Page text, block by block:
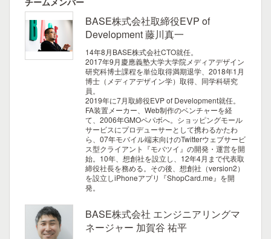
BASE株式会社取締役EVP of
Development 藤川真一
14年8月BASE株式会社CTO就任。
2017年9月慶應義塾大学大学院メディアデザイン
研究科博士課程を単位取得満期退学、2018年1月
博士（メディアデザイン学）取得、同学科研究
員。
2019年に7月取締役EVP of Development就任。
FA装置メーカー、Web制作のベンチャーを経
て、2006年GMOペパボへ。ショッピングモール
サービスにプロデューサーとして携わるかたわ
ら、07年モバイル端末向けのTwitterウェブサービ
ス型クライアント『モバツイ』の開発・運営を開
始。10年、想創社を設立し、12年4月まで代表取
締役社長を務める。その後、想創社（version2）
を設立しiPhoneアプリ『ShopCard.me』を開
発。
BASE株式会社 エンジニアリングマ
ネージャー 加賀谷 祐平